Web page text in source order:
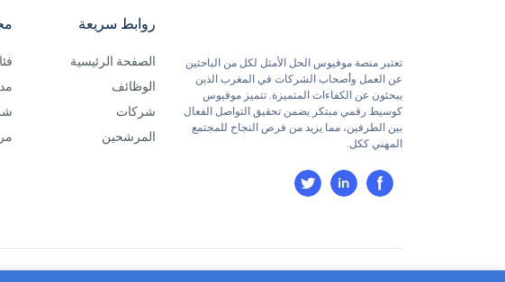
تعتبر منصة موفيوس الحل الأمثل لكل من الباحثين
عن العمل وأصحاب الشركات في المغرب الذين
يبحثون عن الكفاءات المتميزة. تتميز موفيوس
كوسيط رقمي مبتكر يضمن تحقيق التواصل الفعال
بين الطرفين، مما يزيد من فرص النجاح للمجتمع
المهني ككل.
روابط سريعة
الصفحة الرئيسية
الوظائف
شركات
المرشحين